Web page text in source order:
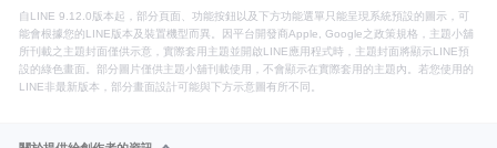
自LINE 9.12.0版本起，部分頁面、功能按鈕以及下方功能選單只能呈現系統預設的圖示，可
能會根據您的LINE版本及裝置機型而異。因平台開發商Apple, Google之政策規格，主題小舖
所刊載之主題封面僅供示意，實際套用主題並開啟LINE應用程式時，主題封面將顯示LINE預
設的綠色畫面。部分圖片僅供主題小舖刊載使用，不會顯示在實際套用的主題內。若您使用的
LINE非最新版本，部分畫面設計可能與下方示意圖有所不同。